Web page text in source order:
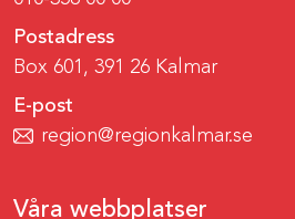
Postadress
Box 601, 391 26 Kalmar
E-post
region@regionkalmar.se
Våra webbplatser